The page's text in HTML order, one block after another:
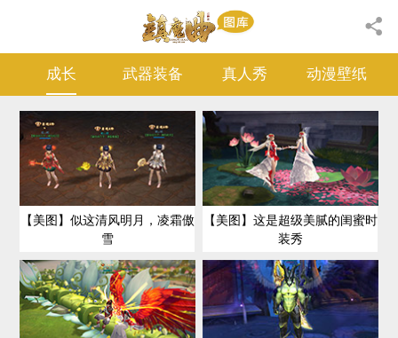
成长 武器装备 真人秀 动漫壁纸
【美图】似这清风明月，凌霜傲
雪
【美图】这是超级美腻的闺蜜时
装秀